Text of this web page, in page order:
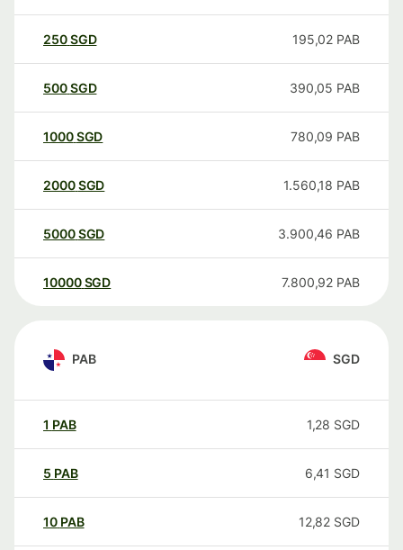
250SGD 195,02 PAB
500SGD 390,05 PAB
1000SGD 780,09 PAB
2000SGD 1.560,18 PAB
5000SGD 3.900,46 PAB
10000 SGD 7.800,92 PAB
PAB SGD
1 PAB 1,28 SGD
5 PAB 6,41 SGD
10 PAB 12,82 SGD